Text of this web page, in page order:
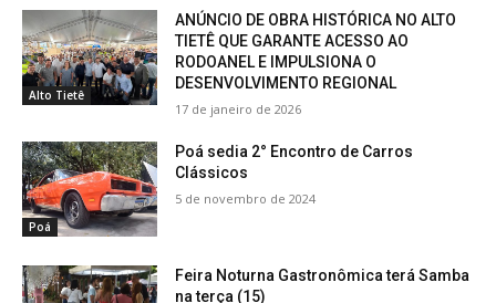
Alto Tietê
ANÚNCIO DE OBRA HISTÓRICA NO ALTO
TIETÊ QUE GARANTE ACESSO AO
RODOANEL E IMPULSIONA O
DESENVOLVIMENTO REGIONAL
17 de janeiro de 2026
Poá
Poá sedia 2° Encontro de Carros
Clássicos
5 de novembro de 2024
Feira Noturna Gastronômica terá Samba
na terça (15)